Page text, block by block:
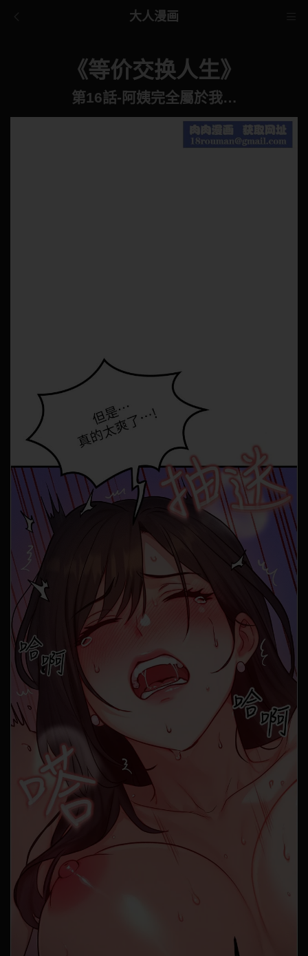
大人漫画
《等价交换人生》
第16話-阿姨完全屬於我…